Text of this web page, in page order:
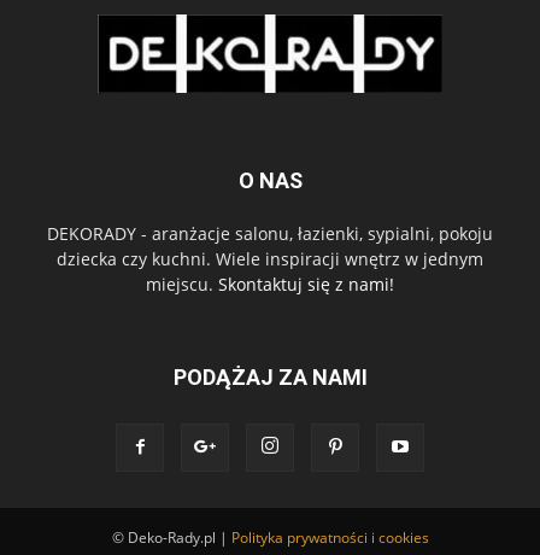
O NAS
DEKORADY - aranżacje salonu, łazienki, sypialni, pokoju
dziecka czy kuchni. Wiele inspiracji wnętrz w jednym
miejscu. Skontaktuj się z nami!
PODĄŻAJ ZA NAMI
© Deko-Rady.pl | Polityka prywatności i cookies